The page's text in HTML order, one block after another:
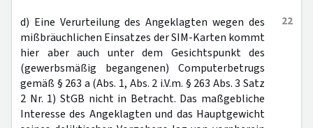
22
d) Eine Verurteilung des Angeklagten wegen des
mißbräuchlichen Einsatzes der SIM-Karten kommt
hier aber auch unter dem Gesichtspunkt des
(gewerbsmäßig begangenen) Computerbetrugs
gemäß § 263 a (Abs. 1, Abs. 2 i.V.m. § 263 Abs. 3 Satz
2 Nr. 1) StGB nicht in Betracht. Das maßgebliche
Interesse des Angeklagten und das Hauptgewicht